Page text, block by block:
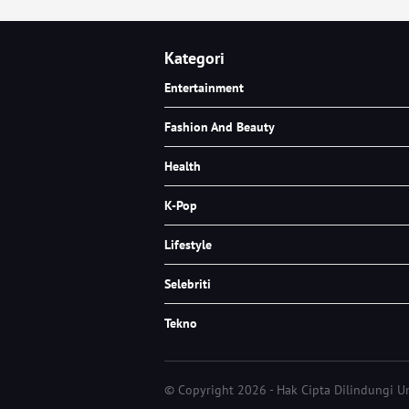
Kategori
Entertainment
Fashion And Beauty
Health
K-Pop
Lifestyle
Selebriti
Tekno
© Copyright 2026 - Hak Cipta Dilindungi